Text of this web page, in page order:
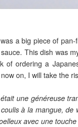
a big piece of
This dish was
of ordering a
on, I will take the
une généreuse
à la mangue,
avec une